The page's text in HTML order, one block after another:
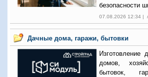
безопасности
07.08.2026 12:34 |
Дачные дома, гаражи, бытовки
Изготовление
домов,
бытовок,